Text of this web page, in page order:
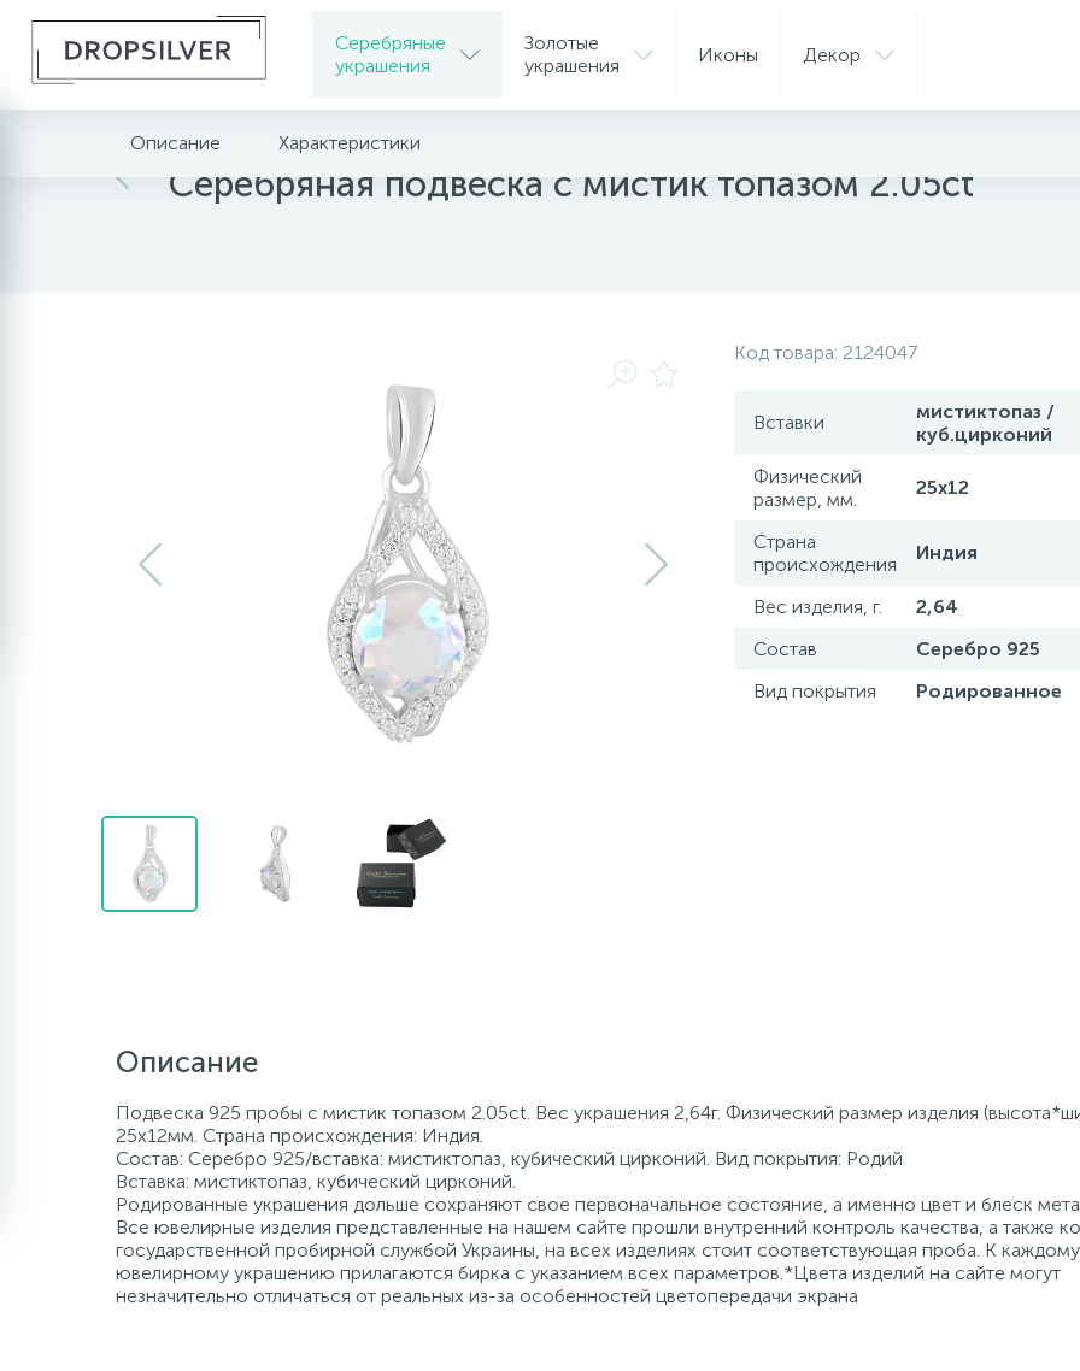
Серебряные
украшения
Золотые
украшения
Иконы Декор
Главная Серебряные украшения
Серебряная подвеска с мистик топазом 2.05ct
Описание Характеристики
Код товара: 2124047
Вставки
мистиктопаз /
куб.цирконий
Физический
размер, мм.
25х12
Страна
происхождения
Индия
Вес изделия, г.
2,64
Состав
Серебро 925
Вид покрытия
Родированное
Описание
Подвеска 925 пробы с мистик топазом 2.05ct. Вес украшения 2,64г. Физический размер изделия
25х12мм. Страна происхождения: Индия.
Состав: Серебро 925/вставка: мистиктопаз, кубический цирконий. Вид покрытия: Родий
Вставка: мистиктопаз, кубический цирконий.
Родированные украшения дольше сохраняют свое первоначальное состояние, а именно цвет и блеск
Все ювелирные изделия представленные на нашем сайте прошли внутренний контроль качества, а также
государственной пробирной службой Украины, на всех изделиях стоит соответствующая проба. К каждому
ювелирному украшению прилагаются бирка с указанием всех параметров.*Цвета изделий на сайте могут
незначительно отличаться от реальных из-за особенностей цветопередачи экрана